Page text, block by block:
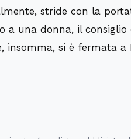
stride con la
una donna, il consiglio
insomma, si è fermata a